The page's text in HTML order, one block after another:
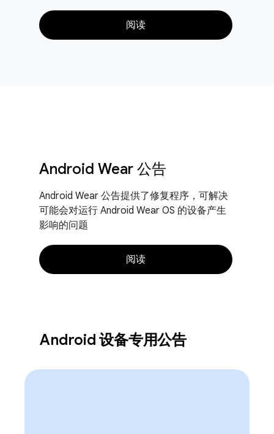
阅读
Android Wear 公告
Android Wear 公告提供了修复程序，可解决
可能会对运行 Android Wear OS 的设备产生
影响的问题
阅读
Android 设备专用公告